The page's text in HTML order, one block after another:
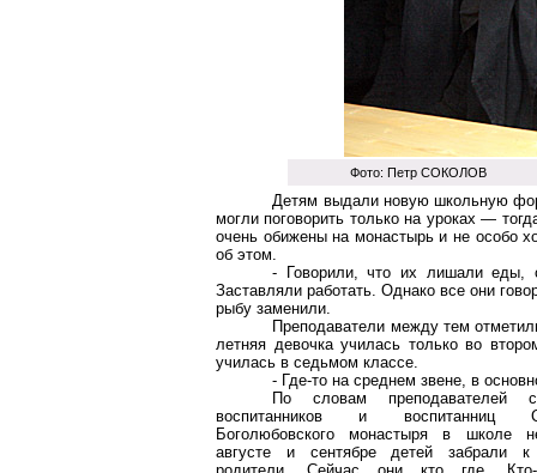
Фото: Петр СОКОЛОВ
Детям выдали новую школьную
могли поговорить только на уроках —
очень обижены на монастырь и не особо
об этом.
- Говорили, что их лишали еды,
Заставляли работать. Однако все они
рыбу заменили.
Преподаватели между тем
летняя девочка училась только во
училась в седьмом классе.
- Где-то на среднем звене, в
По словам преподавателей
воспитанников и воспитанниц
Боголюбовского монастыря в школе
августе и сентябре детей забрали